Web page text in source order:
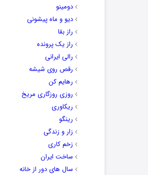
دومینو
دیو و ماه پیشونی
راز بقا
راز یک پرونده
رالی ایرانی
رقص روی شیشه
رهایم کن
روزی روزگاری مریخ
ریکاوری
رینگو
زار و زندگی
زخم کاری
ساخت ایران
سال های دور از خانه